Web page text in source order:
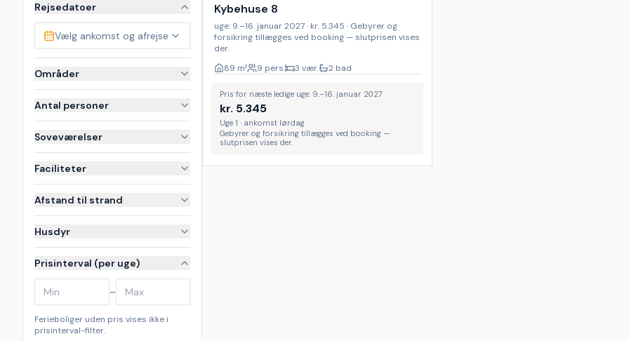
Rejsedatoer
Vælg ankomst og afrejse
Områder
Antal personer
Soveværelser
Faciliteter
Afstand til strand
Husdyr
Prisinterval (per uge)
–
Ferieboliger uden pris vises ikke i
prisinterval-filter.
Kybehuse 8
uge: 9.–16. januar 2027 · kr. 5.345 · Gebyrer og
forsikring tillægges ved booking — slutprisen vises
der.
89 m² 9 pers. 3 vær. 2 bad
Pris for næste ledige uge: 9.–16. januar 2027
kr. 5.345
Uge 1 · ankomst lørdag
Gebyrer og forsikring tillægges ved booking —
slutprisen vises der.